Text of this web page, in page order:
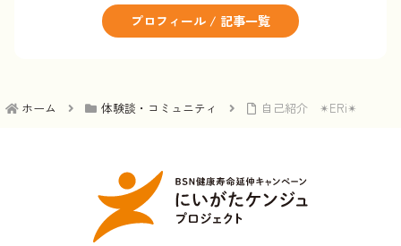
プロフィール / 記事一覧
ホーム 体験談・コミュニティ 自己紹介 ✴︎ERi✴